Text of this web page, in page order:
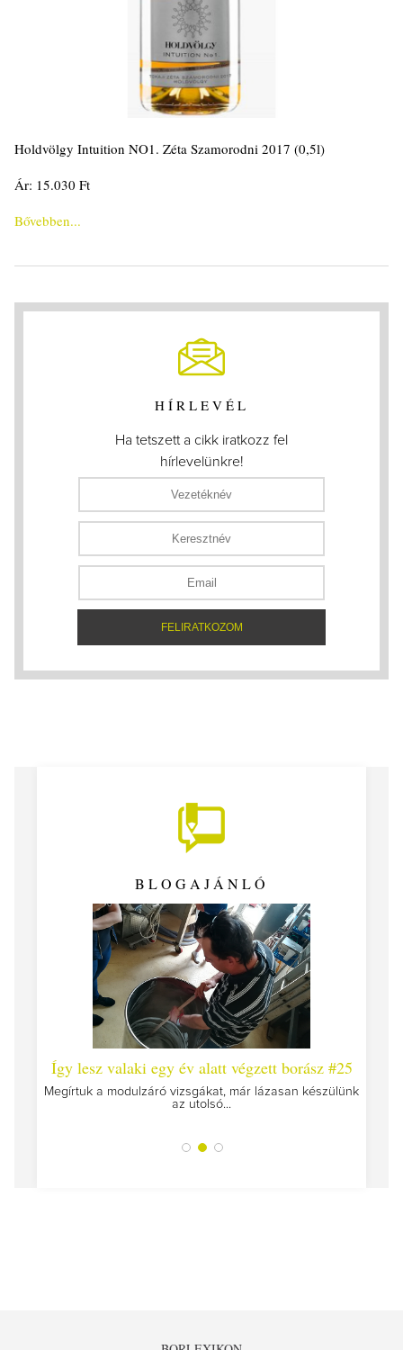
Holdvölgy Intuition NO1. Zéta Szamorodni 2017 (0,5l)
Ár: 15.030 Ft
Bővebben...
HÍRLEVÉL
Ha tetszett a cikk iratkozz fel
hírlevelünkre!
BLOGAJÁNLÓ
Így lesz valaki egy év alatt végzett borász #25
Megírtuk a modulzáró vizsgákat, már lázasan készülünk
az utolsó...